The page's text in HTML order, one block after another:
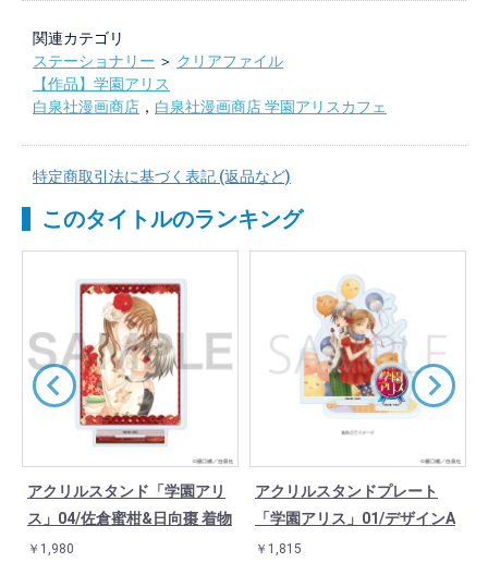
関連カテゴリ
ステーショナリー ＞ クリアファイル
【作品】学園アリス
白泉社漫画商店 ， 白泉社漫画商店 学園アリスカフェ
特定商取引法に基づく表記 (返品など)
このタイトルのランキング
アクリルスタンド「学園アリ
ス」04/佐倉蜜柑&日向棗 着物
￥1,980
アクリルスタンドプレート
「学園アリス」01/デザインA
￥1,815